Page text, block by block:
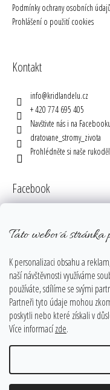
Tato webová stránka
K personalizaci obsahu a
naší návštěvnosti využíváme
používáte, sdílíme se svými
Partneři tyto údaje mohou
poskytli nebo které získali v
Více informacízde.
Podmínky ochrany osobních údajů
Prohlášení o použití cookies
Kontakt
info@kridlandelu.cz
+ 420 774 695 405
Navštivte nás i na Facebooku
dratovane_stromy_zivota
Prohlédněte si naše
Facebook